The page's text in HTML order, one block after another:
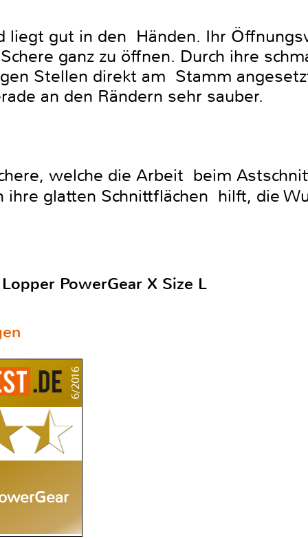
liegt gut in den Händen. Ihr
ganz zu öffnen. Durch ihre
Stellen direkt am Stamm
an den Rändern sehr sauber.
welche die Arbeit beim
ihre glatten Schnittflächen hilft, die
PowerGear X Size L
6/2016